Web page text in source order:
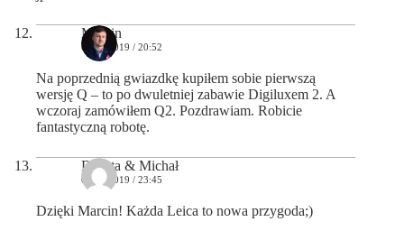
Marcin
02/07/2019 / 20:52
Na poprzednią gwiazdkę kupiłem sobie pierwszą
wersję Q – to po dwuletniej zabawie Digiluxem 2. A
wczoraj zamówiłem Q2. Pozdrawiam. Robicie
fantastyczną robotę.
Dorota & Michał
04/07/2019 / 23:45
Dzięki Marcin! Każda Leica to nowa przygoda;)